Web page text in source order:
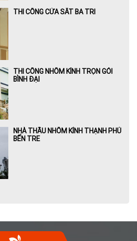
THI CÔNG CỬA SẮT BA TRI
THI CÔNG NHÔM KÍNH TRỌN GÓI
BÌNH ĐẠI
NHÀ THẦU NHÔM KÍNH THẠNH PHÚ
BẾN TRE